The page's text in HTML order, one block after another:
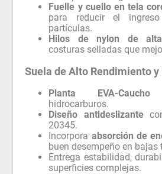
Fuelle y cuello en tela
para reducir el
partículas.
Hilos de nylon de alta
costuras selladas que
Suela de Alto Rendimiento y
Planta EVA-Caucho
hidrocarburos.
Diseño antideslizante
20345.
Incorpora absorción de
buen desempeño en bajas
Entrega estabilidad,
superficies complejas.